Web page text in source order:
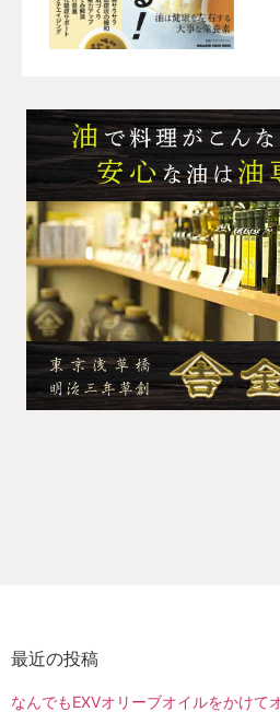
最近の投稿
なんでもEXVオリーブオイルをかけて